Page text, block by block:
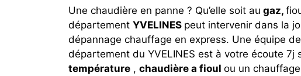
Une chaudière en panne ? Qu’elle soit au gaz,
département YVELINES peut intervenir dans la
dépannage chauffage en express. Une équipe
département du YVELINES est à votre écoute 7j
température , chaudière a fioul ou un